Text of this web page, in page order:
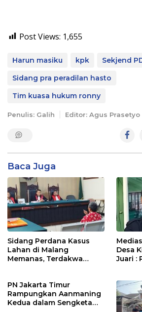
Post Views: 1,655
Harun masiku kpk
Sekjend
Sidang pra peradilan hasto
Tim kuasa hukum ronny
Penulis: Galih Editor: Agus Prasetyo
Baca Juga
Sidang Perdana Kasus
Lahan di Malang
Memanas, Terdakwa
Desa
Juari :
PN Jakarta Timur
Rampungkan Aanmaning
Kedua dalam Sengketa